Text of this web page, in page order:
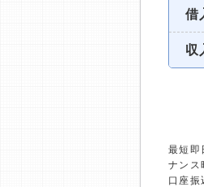
借
収
最短即
ナンス
口座振